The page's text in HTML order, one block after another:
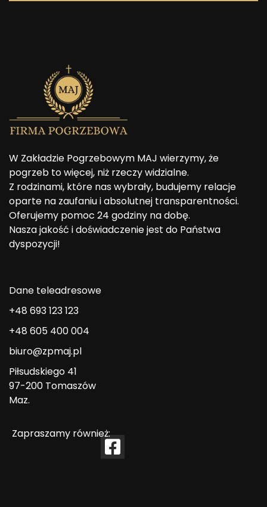
W Zakładzie Pogrzebowym MAJ wierzymy, że
pogrzeb to więcej, niż rzeczy widzialne.
Z rodzinami, które nas wybrały, budujemy relacje
oparte na zaufaniu i absolutnej transparentności.
Oferujemy pomoc 24 godziny na dobę.
Nasza jakość i doświadczenie jest do Państwa
dyspozycji!
Dane teleadresowe
+48 693 123 123
+48 605 400 004
biuro@zpmaj.pl
Piłsudskiego 41
97-200 Tomaszów
Maz.
Zapraszamy również: